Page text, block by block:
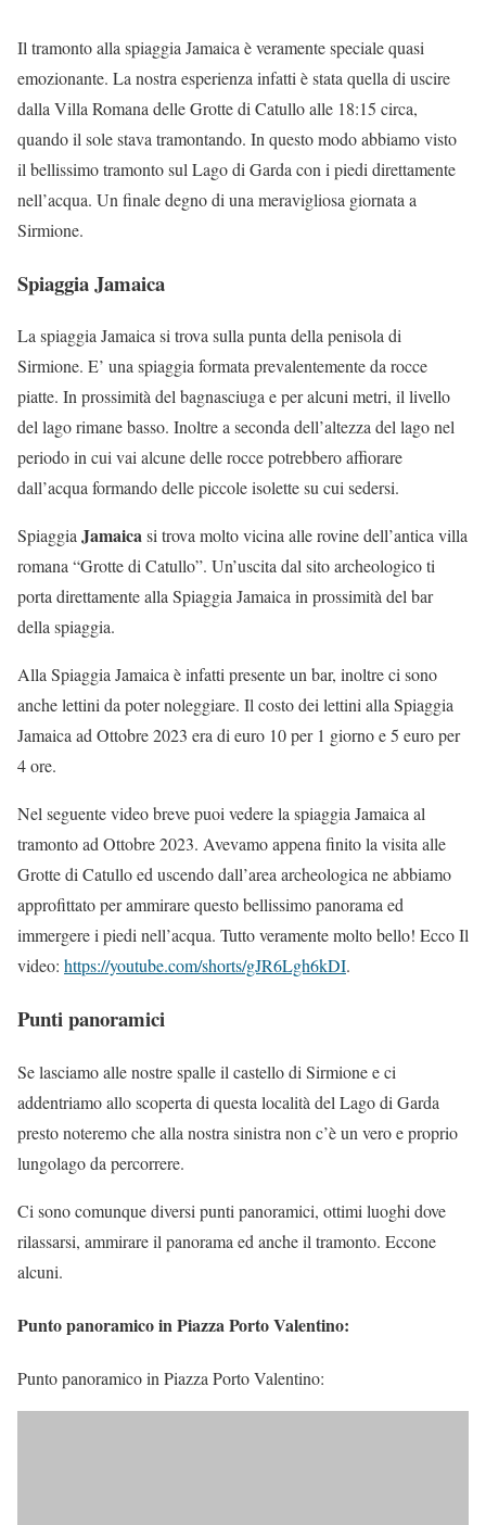
Il tramonto alla spiaggia Jamaica è veramente speciale quasi
emozionante. La nostra esperienza infatti è stata quella di uscire
dalla Villa Romana delle Grotte di Catullo alle 18:15 circa,
quando il sole stava tramontando. In questo modo abbiamo visto
il bellissimo tramonto sul Lago di Garda con i piedi direttamente
nell’acqua. Un finale degno di una meravigliosa giornata a
Sirmione.
Spiaggia Jamaica
La spiaggia Jamaica si trova sulla punta della penisola di
Sirmione. E’ una spiaggia formata prevalentemente da rocce
piatte. In prossimità del bagnasciuga e per alcuni metri, il livello
del lago rimane basso. Inoltre a seconda dell’altezza del lago nel
periodo in cui vai alcune delle rocce potrebbero affiorare
dall’acqua formando delle piccole isolette su cui sedersi.
SpiaggiaJamaicasi trova molto vicina alle rovine dell’antica villa
romana “Grotte di Catullo”. Un’uscita dal sito archeologico ti
porta direttamente alla Spiaggia Jamaica in prossimità del bar
della spiaggia.
Alla Spiaggia Jamaica è infatti presente un bar, inoltre ci sono
anche lettini da poter noleggiare. Il costo dei lettini alla Spiaggia
Jamaica ad Ottobre 2023 era di euro 10 per 1 giorno e 5 euro per
4 ore.
Nel seguente video breve puoi vedere la spiaggia Jamaica al
tramonto ad Ottobre 2023. Avevamo appena finito la visita alle
Grotte di Catullo ed uscendo dall’area archeologica ne abbiamo
approfittato per ammirare questo bellissimo panorama ed
immergere i piedi nell’acqua. Tutto veramente molto bello! Ecco Il
video: https://youtube.com/shorts/gJR6Lgh6kDI.
Punti panoramici
Se lasciamo alle nostre spalle il castello di Sirmione e ci
addentriamo allo scoperta di questa località del Lago di Garda
presto noteremo che alla nostra sinistra non c’è un vero e proprio
lungolago da percorrere.
Ci sono comunque diversi punti panoramici, ottimi luoghi dove
rilassarsi, ammirare il panorama ed anche il tramonto. Eccone
alcuni.
Punto panoramico in Piazza Porto Valentino:
Punto panoramico in Piazza Porto Valentino: